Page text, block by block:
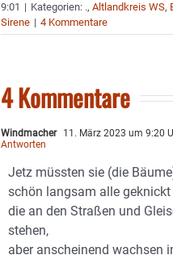
9:01 | Kategorien: .,Altlandkreis WS,
Sirene | 4 Kommentare
4 Kommentare
Windmacher 11. März 2023 um 9:20
Antworten
Jetz müssten sie (die
schön langsam alle geknickt
die an den Straßen und
stehen,
aber anscheinend wachsen